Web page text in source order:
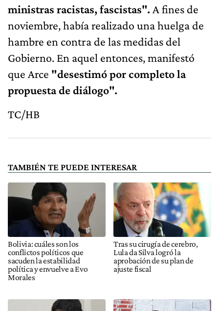
ministras racistas, fascistas". A fines de
noviembre, había realizado una huelga de
hambre en contra de las medidas del
Gobierno. En aquel entonces, manifestó
que Arce "desestimó por completo la
propuesta de diálogo".
TC/HB
TAMBIÉN TE PUEDE INTERESAR
Bolivia: cuáles son los
conflictos políticos que
sacuden la estabilidad
política y envuelve a Evo
Morales
Tras su cirugía de cerebro,
Lula da Silva logró la
aprobación de su plan de
ajuste fiscal